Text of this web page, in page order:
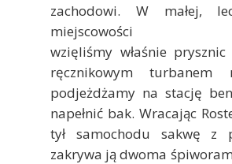
zachodowi. W małej,
miejscowości
wzięliśmy właśnie
ręcznikowym turbanem
podjeżdżamy na stację
napełnić bak. Wracając
tył samochodu sakwę z
zakrywa ją dwoma